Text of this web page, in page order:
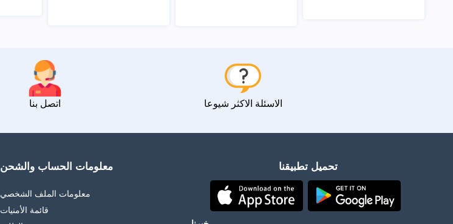
اتصل بنا الاسئلة الاكثر شيوعا
معلومات الحساب والشحن
معلومات الملف الشخصي
قائمة الأمنيات
تحميل تطبيقنا